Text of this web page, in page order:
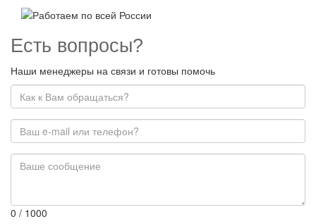
Есть вопросы?
Наши менеджеры на связи и готовы помочь
0 / 1000